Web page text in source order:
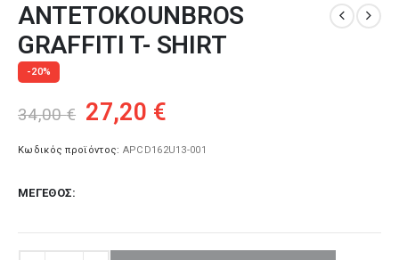
ANTETOKOUNBROS
GRAFFITI T- SHIRT
-20%
34,00€ Original
was:
27,20 €
τιμή
Κωδικός προϊόντος: APCD162U13-001
ΜΈΓΕΘΟΣ